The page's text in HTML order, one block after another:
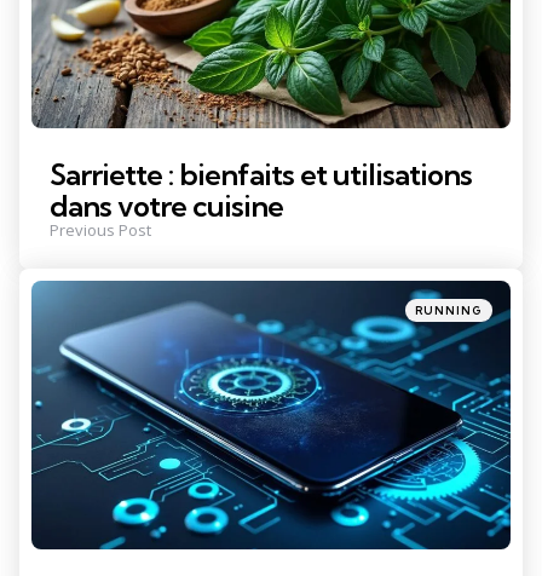
Sarriette : bienfaits et utilisations
dans votre cuisine
Previous Post
Posted
in
RUNNING